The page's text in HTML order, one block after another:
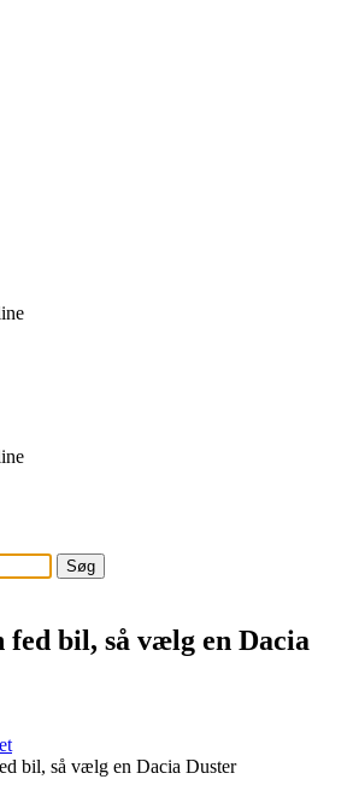
fed bil, så vælg en Dacia
bil, så vælg en Dacia Duster